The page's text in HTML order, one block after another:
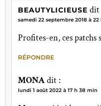
BEAUTYLICIEUSE dit
samedi 22 septembre 2018 à
Profites-en, ces patchs
RÉPONDRE
MONAdit :
lundi 1 août 2022 à 17 h 38 min